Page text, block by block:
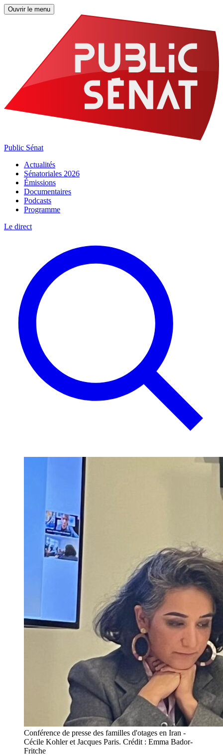
Ouvrir le menu
Public Sénat
Actualités
Sénatoriales 2026
Émissions
Documentaires
Podcasts
Programme
Le direct
Conférence de presse des familles d'otages en Iran -
Cécile Kohler et Jacques Paris. Crédit : Emma Bador-
Fritche